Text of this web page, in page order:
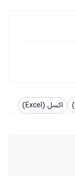
اکسل (Excel)